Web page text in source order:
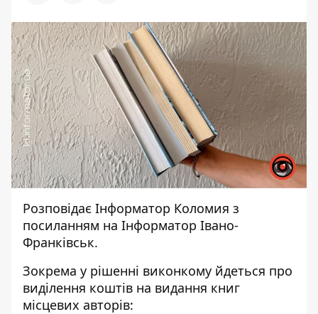
Розповідає Інформатор Коломия з
посиланням на Інформатор Івано-
Франківськ.
Зокрема у рішенні виконкому йдеться про
виділення коштів на видання книг
місцевих авторів: